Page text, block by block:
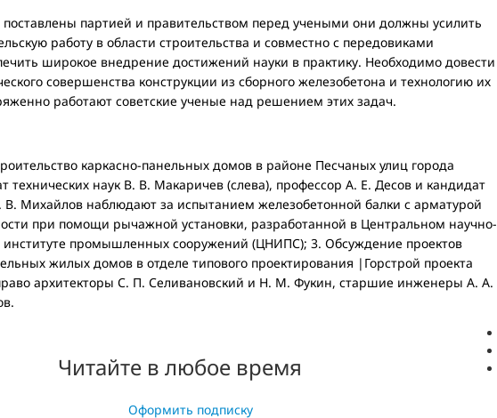
партией и правительством перед учеными они должны усилить
работу в области строительства и совместно с передовиками
широкое внедрение достижений науки в практику. Необходимо довести
совершенства конструкции из сборного железобетона и технологию их
работают советские ученые над решением этих задач.
каркасно-панельных домов в районе Песчаных улиц города
технических наук В. В. Макаричев (слева), профессор А. Е. Десов и кандидат
В. Михайлов наблюдают за испытанием железобетонной балки с арматурой
при помощи рычажной установки, разработанной в Центральном научно-
институте промышленных сооружений (ЦНИПС); 3. Обсуждение проектов
жилых домов в отделе типового проектирования |Горстрой проекта
архитекторы С. П. Селивановский и Н. М. Фукин, старшие инженеры А. А.
Читайте в любое время
Оформить подписку